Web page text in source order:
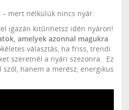
– mert nélkülük nincs nyár.
igazán kitűnhetsz idén nyáron!
amelyek azonnal magukra
választás, ha friss, trendi
szeretnél a nyári szezonra. Ez
hanem a merész, energikus